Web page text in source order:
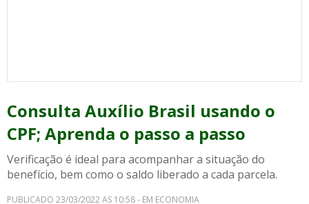
Consulta Auxílio Brasil usando o
CPF; Aprenda o passo a passo
Verificação é ideal para acompanhar a situação do
benefício, bem como o saldo liberado a cada parcela.
PUBLICADO 23/03/2022 AS 10:58 - EM ECONOMIA